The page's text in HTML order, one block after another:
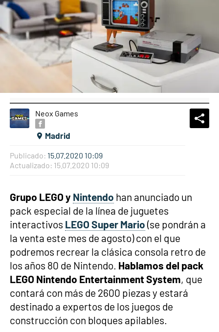
Neox Games
Madrid
Publicado: 15.07.2020 10:09
Actualizado: 15.07.2020 10:09
Grupo LEGO y Nintendo han anunciado un
pack especial de la línea de juguetes
interactivos LEGO Super Mario (se pondrán a
la venta este mes de agosto) con el que
podremos recrear la clásica consola retro de
los años 80 de Nintendo. Hablamos del pack
LEGO Nintendo Entertainment System, que
contará con más de 2600 piezas y estará
destinado a expertos de los juegos de
construcción con bloques apilables.